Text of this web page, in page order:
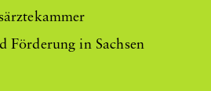
Förderung in Sachsen